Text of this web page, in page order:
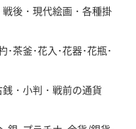
後・現代絵画・各種掛
･茶釜･花入･花器･花瓶･
・小判・戦前の通貨